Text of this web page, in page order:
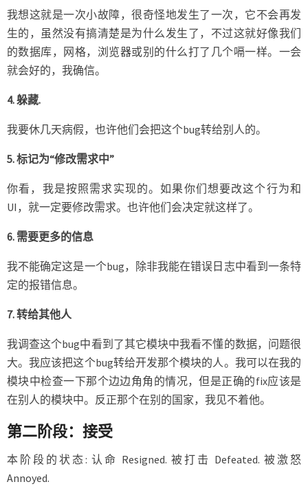
我想这就是一次小故障，很奇怪地发生了一次，它不会再发
生的，虽然没有搞清楚是为什么发生了，不过这就好像我们
的数据库，网格，浏览器或别的什么打了几个嗝一样。一会
就会好的，我确信。
4. 躲藏.
我要休几天病假，也许他们会把这个bug转给别人的。
5. 标记为“修改需求中”
你看，我是按照需求实现的。如果你们想要改这个行为和
UI，就一定要修改需求。也许他们会决定就这样了。
6. 需要更多的信息
我不能确定这是一个bug，除非我能在错误日志中看到一条特
定的报错信息。
7. 转给其他人
我调查这个bug中看到了其它模块中我看不懂的数据，问题很
大。我应该把这个bug转给开发那个模块的人。我可以在我的
模块中检查一下那个边边角角的情况，但是正确的fix应该是
在别人的模块中。反正那个在别的国家，我见不着他。
第二阶段：接受
本阶段的状态: 认命 Resigned. 被打击 Defeated. 被激怒
Annoyed.